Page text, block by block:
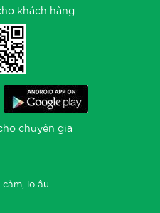
khách hàng
chuyên gia
lo âu